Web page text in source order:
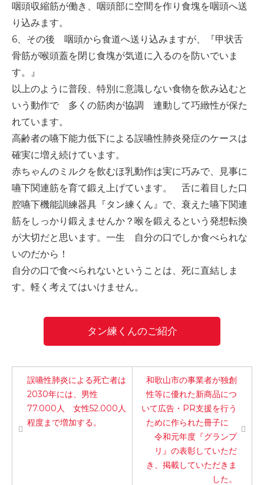
咽頭収縮筋が働き、咽頭部に空間を作り食塊を咽頭へ送
り込みます。
6、その後 咽頭から食道へ送り込みますが、『甲状舌
骨筋が喉頭蓋を閉じ食塊が気道に入るのを防いでいま
す。』
以上のように普段、特別に意識しない食物を飲み込むと
いう動作で 多くの筋肉が協調 連動して巧緻性が保た
れています。
高齢者の嚥下能力低下による誤嚥性肺炎発症のケースは
確実に増え続けています。
赤ちゃんのミルクを飲むほ乳動作は実に巧みで、見事に
嚥下関連筋を育て鍛え上げています。 舌に着目した口
腔嚥下機能訓練器具『タン練くん』で、衰えた嚥下関連
筋をしっかり鍛えませんか？喉を鍛えるという発想転換
が大切だと思います。一生 自分の口でしか食べられな
いのだから！
自分の口で食べられないということは、死に直結しま
す。軽く考えてはいけません。
タン練くんのご紹介
誤嚥性肺炎による死亡者は
2030年には、男性
77.000人 女性52.000人
程度まで増加する。
和歌山市の事業者が独創
性等に優れた新商品につ
いて広告・PR支援を行う
ために作られた冊子に
令和元年度『グランプ
リ』の表彰していただ
き、掲載していただきま
した。